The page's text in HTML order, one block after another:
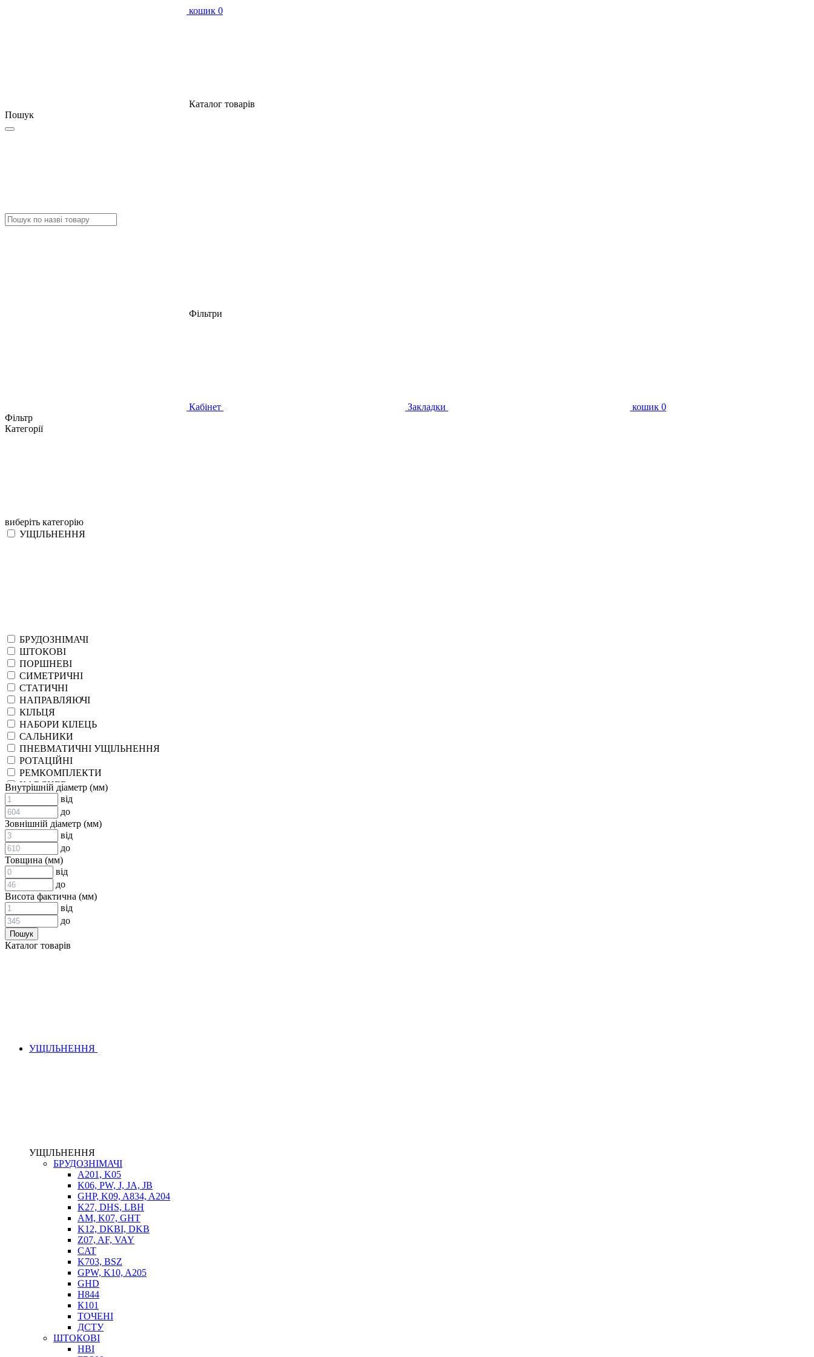
кошик 0
Каталог товарів
Пошук
Фільтри
Кабінет Закладки кошик 0
Фільтр
Категорії
виберіть категорію
УЩІЛЬНЕННЯ
БРУДОЗНІМАЧІ
ШТОКОВІ
ПОРШНЕВІ
СИМЕТРИЧНІ
СТАТИЧНІ
НАПРАВЛЯЮЧІ
КІЛЬЦЯ
НАБОРИ КІЛЕЦЬ
САЛЬНИКИ
ПНЕВМАТИЧНІ УЩІЛЬНЕННЯ
РОТАЦІЙНІ
РЕМКОМПЛЕКТИ
KARCHER
EPDM
СПЕЦІАЛЬНІ
ВСТАВКИ МУФТ (ЗІРОЧКИ)
ГІДРАВЛІКА
АДАПТЕРИ
КЛАПАНИ
НАСОСИ-ДОЗАТОРИ
ЛЕБІДКИ
ВТУЛКИ
Внутрішній діаметр (мм)
від
до
Зовнішній діаметр (мм)
від
до
Товщина (мм)
від
до
Висота фактична (мм)
від
до
Каталог товарів
УЩІЛЬНЕННЯ
УЩІЛЬНЕННЯ
БРУДОЗНІМАЧІ
A201, K05
K06, PW, J, JA, JB
GHP, K09, A834, A204
K27, DHS, LBH
AM, K07, GHT
K12, DKBI, DKB
Z07, AF, VAY
CAT
K703, BSZ
GPW, K10, A205
GHD
H844
К101
ТОЧЕНІ
ДСТУ
ШТОКОВІ
HBI